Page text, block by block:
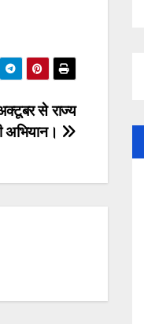
से राज्य
अभियान।